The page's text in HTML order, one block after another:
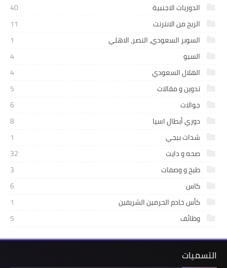
الدوريات الاجنبية
40
الربح من الانترنت
11
السوبر السعودي، النصر، الاهلي
1
السيو
4
الهلال السعودي
4
تدوين و مقالات
5
جوالات
6
دوري أبطال اسيا
8
شدات ببجي
1
صحه و دايت
32
طبخ و وصفات
3
كاس
6
كأس خادم الحرمين الشريفين
1
وظائف
5
التسميات